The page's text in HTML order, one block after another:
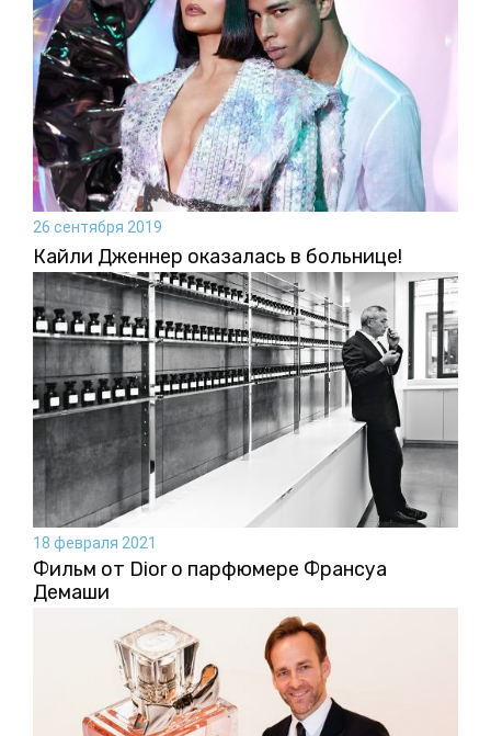
26 сентября 2019
Кайли Дженнер оказалась в больнице!
18 февраля 2021
Фильм от Dior о парфюмере Франсуа
Демаши